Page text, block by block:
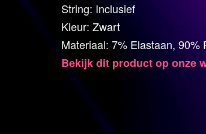
String: Inclusief
Kleur: Zwart
Materiaal: 7% Elastaan,
Bekijk dit product op onze